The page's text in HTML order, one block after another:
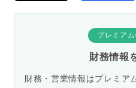
プレミア
財務情報
財務・営業情報はプレミア